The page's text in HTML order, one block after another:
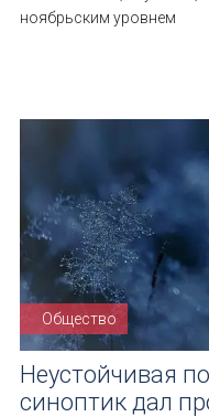
ноябрьским уровнем
Общество
Неустойчивая
синоптик дал